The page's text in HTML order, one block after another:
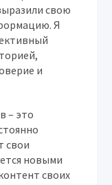
свою
Я
и
– это
свои
новыми
своих